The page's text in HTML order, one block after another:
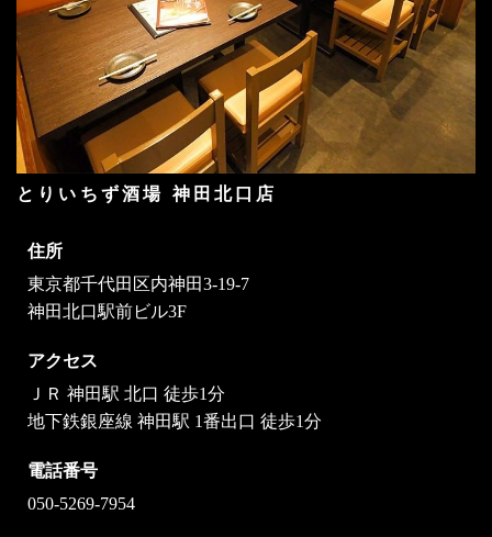
とりいちず酒場 神田北口店
住所
東京都千代田区内神田3-19-7
神田北口駅前ビル3F
アクセス
ＪＲ 神田駅 北口 徒歩1分
地下鉄銀座線 神田駅 1番出口 徒歩1分
電話番号
050-5269-7954